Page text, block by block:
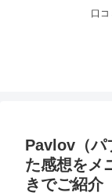
口
Pavlov（パ
た感想をメ
きでご紹介